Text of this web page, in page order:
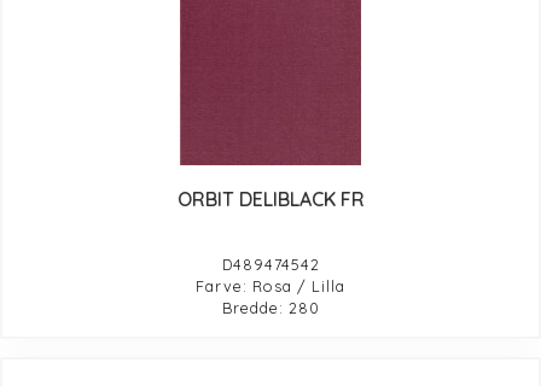
ORBIT DELIBLACK FR
D489474542
Farve: Rosa / Lilla
Bredde: 280